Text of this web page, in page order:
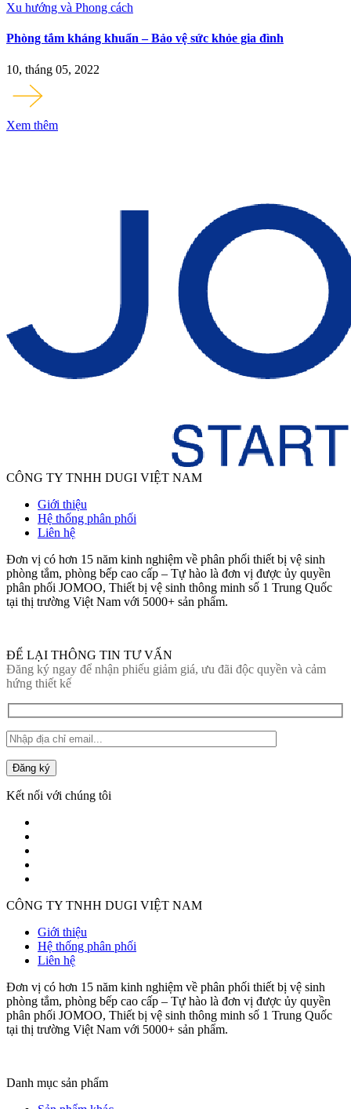
Xu hướng và Phong cách
Phòng tắm kháng khuẩn – Bảo vệ sức khỏe gia đình
10, tháng 05, 2022
Xem thêm
CÔNG TY TNHH DUGI VIỆT NAM
Giới thiệu
Hệ thống phân phối
Liên hệ
Đơn vị có hơn 15 năm kinh nghiệm về phân phối thiết bị vệ sinh
phòng tắm, phòng bếp cao cấp – Tự hào là đơn vị được ủy quyền
phân phối JOMOO, Thiết bị vệ sinh thông minh số 1 Trung Quốc
tại thị trường Việt Nam với 5000+ sản phẩm.
ĐỂ LẠI THÔNG TIN TƯ VẤN
Đăng ký ngay để nhận phiếu giảm giá, ưu đãi độc quyền và cảm
hứng thiết kế
Đăng ký
Kết nối với chúng tôi
CÔNG TY TNHH DUGI VIỆT NAM
Giới thiệu
Hệ thống phân phối
Liên hệ
Đơn vị có hơn 15 năm kinh nghiệm về phân phối thiết bị vệ sinh
phòng tắm, phòng bếp cao cấp – Tự hào là đơn vị được ủy quyền
phân phối JOMOO, Thiết bị vệ sinh thông minh số 1 Trung Quốc
tại thị trường Việt Nam với 5000+ sản phẩm.
Danh mục sản phẩm